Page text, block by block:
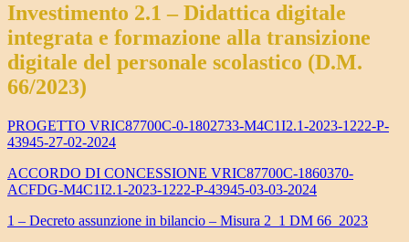
Investimento 2.1 – Didattica digitale
integrata e formazione alla transizione
digitale del personale scolastico (D.M.
66/2023)
PROGETTO VRIC87700C-0-1802733-M4C1I2.1-2023-1222-P-
43945-27-02-2024
ACCORDO DI CONCESSIONE VRIC87700C-1860370-
ACFDG-M4C1I2.1-2023-1222-P-43945-03-03-2024
1 – Decreto assunzione in bilancio – Misura 2_1 DM 66_2023